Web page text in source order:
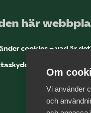
här
cookies – vad är
Om
Vi använder
och